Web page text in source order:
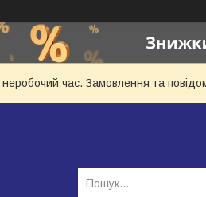
неробочий час. Замовлення та